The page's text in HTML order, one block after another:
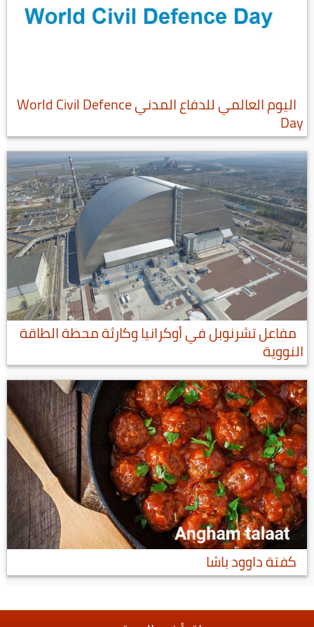
اليوم العالمي للدفاع المدني World Civil Defence
Day
مفاعل تشرنوبل في أوكرانيا وكارثة محطة الطاقة
النووية
كفتة داوود باشا